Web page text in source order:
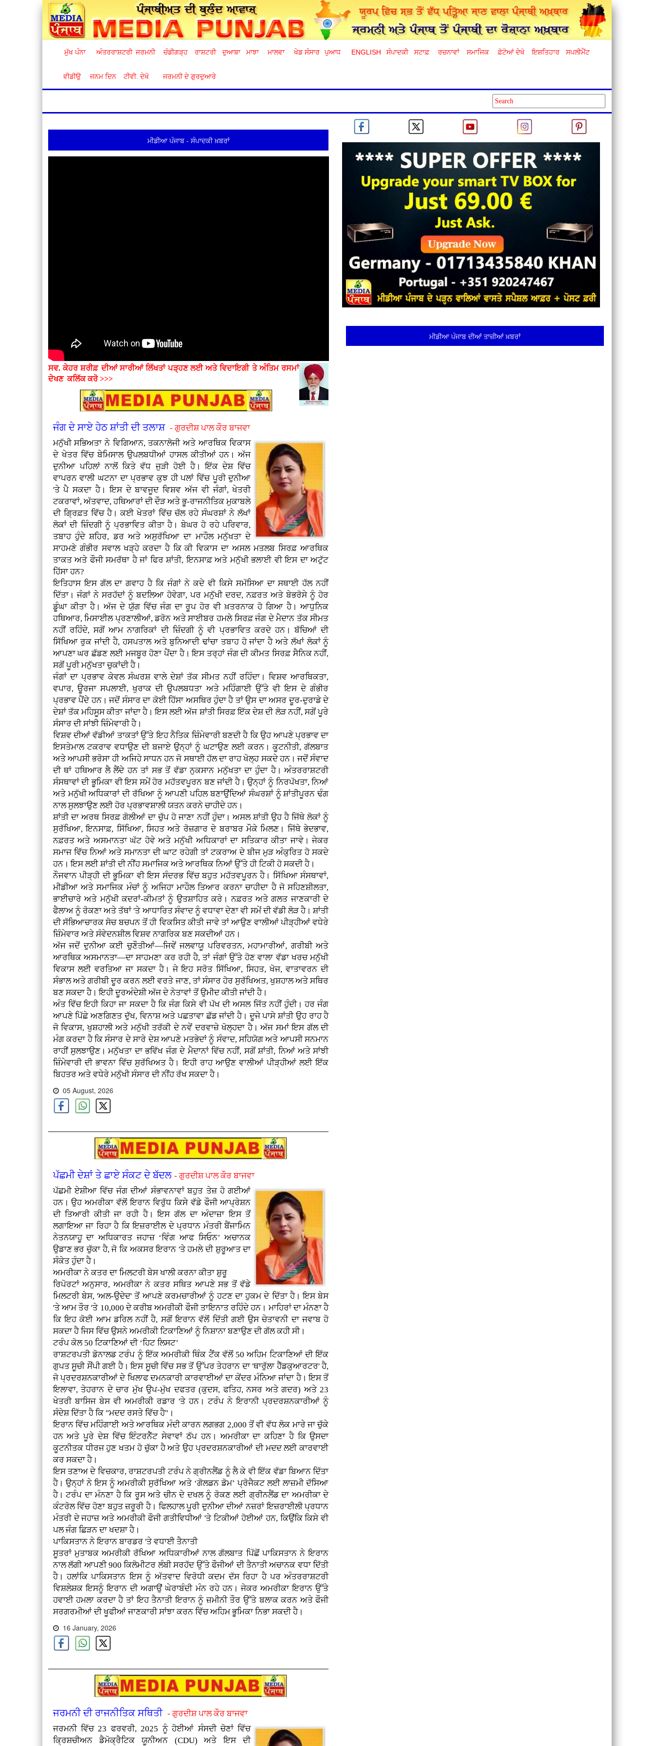
ਮੁੱਖ ਪੰਨਾ ਅੰਤਰਰਾਸ਼ਟਰੀ ਜਰਮਨੀ ਚੰਡੀਗੜ੍ਹ ਰਾਸ਼ਟਰੀ ਦੁਆਬਾ ਮਾਝਾ ਮਾਲਵਾ ਖੇਡ ਸੰਸਾਰ ਪੁਆਧ ENGLISH ਸੰਪਾਦਕੀ ਸਟਾਫ਼ ਰਚਨਾਵਾਂ ਸਮਾਜਿਕ ਫ਼ੋਟੋਆਂ ਦੇਖੋ ਇਸ਼ਤਿਹਾਰ ਸਪਲੀਮੈਂਟ
ਵੀਡੀਉ ਜਨਮ ਦਿਨ ਟੀਵੀ. ਦੇਖੋ ਜਰਮਨੀ ਦੇ ਗੁਰਦੁਆਰੇ
ਮੀਡੀਆ ਪੰਜਾਬ - ਸੰਪਾਦਕੀ ਖ਼ਬਰਾਂ
ਸਵ. ਕੇਹਰ ਸ਼ਰੀਫ਼ ਦੀਆਂ ਸਾਰੀਆਂ ਲਿੱਖਤਾਂ ਪੜ੍ਹਣ ਲਈ ਅਤੇਵਿਦਾਇਗੀ ਤੇ ਅੰਤਿਮ ਰਸਮਾਂ
ਦੇਖਣ ਕਲਿੱਕ ਕਰੋ >>>
ਜੰਗ ਦੇ ਸਾਏ ਹੇਠ ਸ਼ਾਂਤੀ ਦੀ ਤਲਾਸ਼ - ਗੁਰਦੀਸ਼ ਪਾਲ ਕੌਰ ਬਾਜਵਾ
ਮਨੁੱਖੀ ਸਭਿਅਤਾ ਨੇ ਵਿਗਿਆਨ, ਤਕਨਾਲੋਜੀ ਅਤੇ ਆਰਥਿਕ ਵਿਕਾਸ
ਦੇ ਖੇਤਰ ਵਿੱਚ ਬੇਮਿਸਾਲ ਉਪਲਬਧੀਆਂ ਹਾਸਲ ਕੀਤੀਆਂ ਹਨ। ਅੱਜ
ਦੁਨੀਆ ਪਹਿਲਾਂ ਨਾਲੋਂ ਕਿਤੇ ਵੱਧ ਜੁੜੀ ਹੋਈ ਹੈ। ਇੱਕ ਦੇਸ਼ ਵਿੱਚ
ਵਾਪਰਨ ਵਾਲੀ ਘਟਨਾ ਦਾ ਪ੍ਰਭਾਵ ਕੁਝ ਹੀ ਪਲਾਂ ਵਿੱਚ ਪੂਰੀ ਦੁਨੀਆ
'ਤੇ ਪੈ ਸਕਦਾ ਹੈ। ਇਸ ਦੇ ਬਾਵਜੂਦ ਵਿਸ਼ਵ ਅੱਜ ਵੀ ਜੰਗਾਂ, ਖੇਤਰੀ
ਟਕਰਾਵਾਂ, ਅੱਤਵਾਦ, ਹਥਿਆਰਾਂ ਦੀ ਦੌੜ ਅਤੇ ਭੂ-ਰਾਜਨੀਤਿਕ ਮੁਕਾਬਲੇ
ਦੀ ਗ੍ਰਿਫ਼ਤ ਵਿੱਚ ਹੈ। ਕਈ ਖੇਤਰਾਂ ਵਿੱਚ ਚੱਲ ਰਹੇ ਸੰਘਰਸ਼ਾਂ ਨੇ ਲੱਖਾਂ
ਲੋਕਾਂ ਦੀ ਜ਼ਿੰਦਗੀ ਨੂੰ ਪ੍ਰਭਾਵਿਤ ਕੀਤਾ ਹੈ। ਬੇਘਰ ਹੋ ਰਹੇ ਪਰਿਵਾਰ,
ਤਬਾਹ ਹੁੰਦੇ ਸ਼ਹਿਰ, ਡਰ ਅਤੇ ਅਸੁਰੱਖਿਆ ਦਾ ਮਾਹੌਲ ਮਨੁੱਖਤਾ ਦੇ
ਸਾਹਮਣੇ ਗੰਭੀਰ ਸਵਾਲ ਖੜ੍ਹੇ ਕਰਦਾ ਹੈ ਕਿ ਕੀ ਵਿਕਾਸ ਦਾ ਅਸਲ ਮਤਲਬ ਸਿਰਫ਼ ਆਰਥਿਕ
ਤਾਕਤ ਅਤੇ ਫੌਜੀ ਸਮਰੱਥਾ ਹੈ ਜਾਂ ਫਿਰ ਸ਼ਾਂਤੀ, ਇਨਸਾਫ਼ ਅਤੇ ਮਨੁੱਖੀ ਭਲਾਈ ਵੀ ਇਸ ਦਾ ਅਟੁੱਟ
ਹਿੱਸਾ ਹਨ?
ਇਤਿਹਾਸ ਇਸ ਗੱਲ ਦਾ ਗਵਾਹ ਹੈ ਕਿ ਜੰਗਾਂ ਨੇ ਕਦੇ ਵੀ ਕਿਸੇ ਸਮੱਸਿਆ ਦਾ ਸਥਾਈ ਹੱਲ ਨਹੀਂ
ਦਿੱਤਾ। ਜੰਗਾਂ ਨੇ ਸਰਹੱਦਾਂ ਨੂੰ ਬਦਲਿਆ ਹੋਵੇਗਾ, ਪਰ ਮਨੁੱਖੀ ਦਰਦ, ਨਫ਼ਰਤ ਅਤੇ ਬੇਭਰੋਸੇ ਨੂੰ ਹੋਰ
ਡੂੰਘਾ ਕੀਤਾ ਹੈ। ਅੱਜ ਦੇ ਯੁੱਗ ਵਿੱਚ ਜੰਗ ਦਾ ਰੂਪ ਹੋਰ ਵੀ ਖ਼ਤਰਨਾਕ ਹੋ ਗਿਆ ਹੈ। ਆਧੁਨਿਕ
ਹਥਿਆਰ, ਮਿਸਾਈਲ ਪ੍ਰਣਾਲੀਆਂ, ਡਰੋਨ ਅਤੇ ਸਾਈਬਰ ਹਮਲੇ ਸਿਰਫ਼ ਜੰਗ ਦੇ ਮੈਦਾਨ ਤੱਕ ਸੀਮਤ
ਨਹੀਂ ਰਹਿੰਦੇ, ਸਗੋਂ ਆਮ ਨਾਗਰਿਕਾਂ ਦੀ ਜ਼ਿੰਦਗੀ ਨੂੰ ਵੀ ਪ੍ਰਭਾਵਿਤ ਕਰਦੇ ਹਨ। ਬੱਚਿਆਂ ਦੀ
ਸਿੱਖਿਆ ਰੁਕ ਜਾਂਦੀ ਹੈ, ਹਸਪਤਾਲ ਅਤੇ ਬੁਨਿਆਦੀ ਢਾਂਚਾ ਤਬਾਹ ਹੋ ਜਾਂਦਾ ਹੈ ਅਤੇ ਲੱਖਾਂ ਲੋਕਾਂ ਨੂੰ
ਆਪਣਾ ਘਰ ਛੱਡਣ ਲਈ ਮਜਬੂਰ ਹੋਣਾ ਪੈਂਦਾ ਹੈ। ਇਸ ਤਰ੍ਹਾਂ ਜੰਗ ਦੀ ਕੀਮਤ ਸਿਰਫ਼ ਸੈਨਿਕ ਨਹੀਂ,
ਸਗੋਂ ਪੂਰੀ ਮਨੁੱਖਤਾ ਚੁਕਾਂਦੀ ਹੈ।
ਜੰਗਾਂ ਦਾ ਪ੍ਰਭਾਵ ਕੇਵਲ ਸੰਘਰਸ਼ ਵਾਲੇ ਦੇਸ਼ਾਂ ਤੱਕ ਸੀਮਤ ਨਹੀਂ ਰਹਿੰਦਾ। ਵਿਸ਼ਵ ਆਰਥਿਕਤਾ,
ਵਪਾਰ, ਊਰਜਾ ਸਪਲਾਈ, ਖੁਰਾਕ ਦੀ ਉਪਲਬਧਤਾ ਅਤੇ ਮਹਿੰਗਾਈ ਉੱਤੇ ਵੀ ਇਸ ਦੇ ਗੰਭੀਰ
ਪ੍ਰਭਾਵ ਪੈਂਦੇ ਹਨ। ਜਦੋਂ ਸੰਸਾਰ ਦਾ ਕੋਈ ਹਿੱਸਾ ਅਸਥਿਰ ਹੁੰਦਾ ਹੈ ਤਾਂ ਉਸ ਦਾ ਅਸਰ ਦੂਰ-ਦੁਰਾਡੇ ਦੇ
ਦੇਸ਼ਾਂ ਤੱਕ ਮਹਿਸੂਸ ਕੀਤਾ ਜਾਂਦਾ ਹੈ। ਇਸ ਲਈ ਅੱਜ ਸ਼ਾਂਤੀ ਸਿਰਫ਼ ਇੱਕ ਦੇਸ਼ ਦੀ ਲੋੜ ਨਹੀਂ, ਸਗੋਂ ਪੂਰੇ
ਸੰਸਾਰ ਦੀ ਸਾਂਝੀ ਜ਼ਿੰਮੇਵਾਰੀ ਹੈ।
ਵਿਸ਼ਵ ਦੀਆਂ ਵੱਡੀਆਂ ਤਾਕਤਾਂ ਉੱਤੇ ਇਹ ਨੈਤਿਕ ਜ਼ਿੰਮੇਵਾਰੀ ਬਣਦੀ ਹੈ ਕਿ ਉਹ ਆਪਣੇ ਪ੍ਰਭਾਵ ਦਾ
ਇਸਤੇਮਾਲ ਟਕਰਾਵ ਵਧਾਉਣ ਦੀ ਬਜਾਏ ਉਨ੍ਹਾਂ ਨੂੰ ਘਟਾਉਣ ਲਈ ਕਰਨ। ਕੂਟਨੀਤੀ, ਗੱਲਬਾਤ
ਅਤੇ ਆਪਸੀ ਭਰੋਸਾ ਹੀ ਅਜਿਹੇ ਸਾਧਨ ਹਨ ਜੋ ਸਥਾਈ ਹੱਲ ਦਾ ਰਾਹ ਖੋਲ੍ਹ ਸਕਦੇ ਹਨ। ਜਦੋਂ ਸੰਵਾਦ
ਦੀ ਥਾਂ ਹਥਿਆਰ ਲੈ ਲੈਂਦੇ ਹਨ ਤਾਂ ਸਭ ਤੋਂ ਵੱਡਾ ਨੁਕਸਾਨ ਮਨੁੱਖਤਾ ਦਾ ਹੁੰਦਾ ਹੈ। ਅੰਤਰਰਾਸ਼ਟਰੀ
ਸੰਸਥਾਵਾਂ ਦੀ ਭੂਮਿਕਾ ਵੀ ਇਸ ਸਮੇਂ ਹੋਰ ਮਹੱਤਵਪੂਰਨ ਬਣ ਜਾਂਦੀ ਹੈ। ਉਨ੍ਹਾਂ ਨੂੰ ਨਿਰਪੱਖਤਾ, ਨਿਆਂ
ਅਤੇ ਮਨੁੱਖੀ ਅਧਿਕਾਰਾਂ ਦੀ ਰੱਖਿਆ ਨੂੰ ਆਪਣੀ ਪਹਿਲ ਬਣਾਉਂਦਿਆਂ ਸੰਘਰਸ਼ਾਂ ਨੂੰ ਸ਼ਾਂਤੀਪੂਰਨ ਢੰਗ
ਨਾਲ ਸੁਲਝਾਉਣ ਲਈ ਹੋਰ ਪ੍ਰਭਾਵਸ਼ਾਲੀ ਯਤਨ ਕਰਨੇ ਚਾਹੀਦੇ ਹਨ।
ਸ਼ਾਂਤੀ ਦਾ ਅਰਥ ਸਿਰਫ਼ ਗੋਲੀਆਂ ਦਾ ਚੁੱਪ ਹੋ ਜਾਣਾ ਨਹੀਂ ਹੁੰਦਾ। ਅਸਲ ਸ਼ਾਂਤੀ ਉਹ ਹੈ ਜਿੱਥੇ ਲੋਕਾਂ ਨੂੰ
ਸੁਰੱਖਿਆ, ਇਨਸਾਫ਼, ਸਿੱਖਿਆ, ਸਿਹਤ ਅਤੇ ਰੋਜ਼ਗਾਰ ਦੇ ਬਰਾਬਰ ਮੌਕੇ ਮਿਲਣ। ਜਿੱਥੇ ਭੇਦਭਾਵ,
ਨਫ਼ਰਤ ਅਤੇ ਅਸਮਾਨਤਾ ਘੱਟ ਹੋਵੇ ਅਤੇ ਮਨੁੱਖੀ ਅਧਿਕਾਰਾਂ ਦਾ ਸਤਿਕਾਰ ਕੀਤਾ ਜਾਵੇ। ਜੇਕਰ
ਸਮਾਜ ਵਿੱਚ ਨਿਆਂ ਅਤੇ ਸਮਾਨਤਾ ਦੀ ਘਾਟ ਰਹੇਗੀ ਤਾਂ ਟਕਰਾਅ ਦੇ ਬੀਜ ਮੁੜ ਅੰਕੁਰਿਤ ਹੋ ਸਕਦੇ
ਹਨ। ਇਸ ਲਈ ਸ਼ਾਂਤੀ ਦੀ ਨੀਂਹ ਸਮਾਜਿਕ ਅਤੇ ਆਰਥਿਕ ਨਿਆਂ ਉੱਤੇ ਹੀ ਟਿਕੀ ਹੋ ਸਕਦੀ ਹੈ।
ਨੌਜਵਾਨ ਪੀੜ੍ਹੀ ਦੀ ਭੂਮਿਕਾ ਵੀ ਇਸ ਸੰਦਰਭ ਵਿੱਚ ਬਹੁਤ ਮਹੱਤਵਪੂਰਨ ਹੈ। ਸਿੱਖਿਆ ਸੰਸਥਾਵਾਂ,
ਮੀਡੀਆ ਅਤੇ ਸਮਾਜਿਕ ਮੰਚਾਂ ਨੂੰ ਅਜਿਹਾ ਮਾਹੌਲ ਤਿਆਰ ਕਰਨਾ ਚਾਹੀਦਾ ਹੈ ਜੋ ਸਹਿਣਸ਼ੀਲਤਾ,
ਭਾਈਚਾਰੇ ਅਤੇ ਮਨੁੱਖੀ ਕਦਰਾਂ-ਕੀਮਤਾਂ ਨੂੰ ਉਤਸ਼ਾਹਿਤ ਕਰੇ। ਨਫ਼ਰਤ ਅਤੇ ਗਲਤ ਜਾਣਕਾਰੀ ਦੇ
ਫੈਲਾਅ ਨੂੰ ਰੋਕਣਾ ਅਤੇ ਤੱਥਾਂ 'ਤੇ ਆਧਾਰਿਤ ਸੰਵਾਦ ਨੂੰ ਵਧਾਵਾ ਦੇਣਾ ਵੀ ਸਮੇਂ ਦੀ ਵੱਡੀ ਲੋੜ ਹੈ। ਸ਼ਾਂਤੀ
ਦੀ ਸੱਭਿਆਚਾਰਕ ਸੋਚ ਬਚਪਨ ਤੋਂ ਹੀ ਵਿਕਸਿਤ ਕੀਤੀ ਜਾਵੇ ਤਾਂ ਆਉਣ ਵਾਲੀਆਂ ਪੀੜ੍ਹੀਆਂ ਵਧੇਰੇ
ਜ਼ਿੰਮੇਵਾਰ ਅਤੇ ਸੰਵੇਦਨਸ਼ੀਲ ਵਿਸ਼ਵ ਨਾਗਰਿਕ ਬਣ ਸਕਦੀਆਂ ਹਨ।
ਅੱਜ ਜਦੋਂ ਦੁਨੀਆ ਕਈ ਚੁਣੌਤੀਆਂ—ਜਿਵੇਂ ਜਲਵਾਯੂ ਪਰਿਵਰਤਨ, ਮਹਾਮਾਰੀਆਂ, ਗਰੀਬੀ ਅਤੇ
ਆਰਥਿਕ ਅਸਮਾਨਤਾ—ਦਾ ਸਾਹਮਣਾ ਕਰ ਰਹੀ ਹੈ, ਤਾਂ ਜੰਗਾਂ ਉੱਤੇ ਹੋਣ ਵਾਲਾ ਵੱਡਾ ਖਰਚ ਮਨੁੱਖੀ
ਵਿਕਾਸ ਲਈ ਵਰਤਿਆ ਜਾ ਸਕਦਾ ਹੈ। ਜੇ ਇਹ ਸਰੋਤ ਸਿੱਖਿਆ, ਸਿਹਤ, ਖੋਜ, ਵਾਤਾਵਰਨ ਦੀ
ਸੰਭਾਲ ਅਤੇ ਗਰੀਬੀ ਦੂਰ ਕਰਨ ਲਈ ਵਰਤੇ ਜਾਣ, ਤਾਂ ਸੰਸਾਰ ਹੋਰ ਸੁਰੱਖਿਅਤ, ਖੁਸ਼ਹਾਲ ਅਤੇ ਸਥਿਰ
ਬਣ ਸਕਦਾ ਹੈ। ਇਹੀ ਦੂਰਅੰਦੇਸ਼ੀ ਅੱਜ ਦੇ ਨੇਤਾਵਾਂ ਤੋਂ ਉਮੀਦ ਕੀਤੀ ਜਾਂਦੀ ਹੈ।
ਅੰਤ ਵਿੱਚ ਇਹੀ ਕਿਹਾ ਜਾ ਸਕਦਾ ਹੈ ਕਿ ਜੰਗ ਕਿਸੇ ਵੀ ਪੱਖ ਦੀ ਅਸਲ ਜਿੱਤ ਨਹੀਂ ਹੁੰਦੀ। ਹਰ ਜੰਗ
ਆਪਣੇ ਪਿੱਛੇ ਅਣਗਿਣਤ ਦੁੱਖ, ਵਿਨਾਸ਼ ਅਤੇ ਪਛਤਾਵਾ ਛੱਡ ਜਾਂਦੀ ਹੈ। ਦੂਜੇ ਪਾਸੇ ਸ਼ਾਂਤੀ ਉਹ ਰਾਹ ਹੈ
ਜੋ ਵਿਕਾਸ, ਖੁਸ਼ਹਾਲੀ ਅਤੇ ਮਨੁੱਖੀ ਤਰੱਕੀ ਦੇ ਨਵੇਂ ਦਰਵਾਜ਼ੇ ਖੋਲ੍ਹਦਾ ਹੈ। ਅੱਜ ਸਮਾਂ ਇਸ ਗੱਲ ਦੀ
ਮੰਗ ਕਰਦਾ ਹੈ ਕਿ ਸੰਸਾਰ ਦੇ ਸਾਰੇ ਦੇਸ਼ ਆਪਣੇ ਮਤਭੇਦਾਂ ਨੂੰ ਸੰਵਾਦ, ਸਹਿਯੋਗ ਅਤੇ ਆਪਸੀ ਸਨਮਾਨ
ਰਾਹੀਂ ਸੁਲਝਾਉਣ। ਮਨੁੱਖਤਾ ਦਾ ਭਵਿੱਖ ਜੰਗ ਦੇ ਮੈਦਾਨਾਂ ਵਿੱਚ ਨਹੀਂ, ਸਗੋਂ ਸ਼ਾਂਤੀ, ਨਿਆਂ ਅਤੇ ਸਾਂਝੀ
ਜ਼ਿੰਮੇਵਾਰੀ ਦੀ ਭਾਵਨਾ ਵਿੱਚ ਸੁਰੱਖਿਅਤ ਹੈ। ਇਹੀ ਰਾਹ ਆਉਣ ਵਾਲੀਆਂ ਪੀੜ੍ਹੀਆਂ ਲਈ ਇੱਕ
ਬਿਹਤਰ ਅਤੇ ਵਧੇਰੇ ਮਨੁੱਖੀ ਸੰਸਾਰ ਦੀ ਨੀਂਹ ਰੱਖ ਸਕਦਾ ਹੈ।
05 August, 2026
ਪੱਛਮੀ ਦੇਸ਼ਾਂ ਤੇ ਛਾਏ ਸੰਕਟ ਦੇ ਬੱਦਲ - ਗੁਰਦੀਸ਼ ਪਾਲ ਕੌਰ ਬਾਜਵਾ
ਪੱਛਮੀ ਏਸ਼ੀਆ ਵਿੱਚ ਜੰਗ ਦੀਆਂ ਸੰਭਾਵਨਾਵਾਂ ਬਹੁਤ ਤੇਜ਼ ਹੋ ਗਈਆਂ
ਹਨ। ਉਹ ਅਮਰੀਕਾ ਵੱਲੋਂ ਇਰਾਨ ਵਿਰੁੱਧ ਕਿਸੇ ਵੱਡੇ ਫੌਜੀ ਆਪ੍ਰੇਸ਼ਨ
ਦੀ ਤਿਆਰੀ ਕੀਤੀ ਜਾ ਰਹੀ ਹੈ। ਇਸ ਗੱਲ ਦਾ ਅੰਦਾਜ਼ਾ ਇਸ ਤੋਂ
ਲਗਾਇਆ ਜਾ ਰਿਹਾ ਹੈ ਕਿ ਇਜ਼ਰਾਈਲ ਦੇ ਪ੍ਰਧਾਨ ਮੰਤਰੀ ਬੈਂਜਾਮਿਨ
ਨੇਤਨਯਾਹੂ ਦਾ ਅਧਿਕਾਰਤ ਜਹਾਜ਼ ‘ਵਿੰਗ ਆਫ ਸਿਓਨ’ ਅਚਾਨਕ
ਉਡਾਣ ਭਰ ਚੁੱਕਾ ਹੈ, ਜੋ ਕਿ ਅਕਸਰ ਇਰਾਨ 'ਤੇ ਹਮਲੇ ਦੀ ਸ਼ੁਰੂਆਤ ਦਾ
ਸੰਕੇਤ ਹੁੰਦਾ ਹੈ।
ਅਮਰੀਕਾ ਨੇ ਕਤਰ ਦਾ ਮਿਲਟਰੀ ਬੇਸ ਖਾਲੀ ਕਰਨਾ ਕੀਤਾ ਸ਼ੁਰੂ
ਰਿਪੋਰਟਾਂ ਅਨੁਸਾਰ, ਅਮਰੀਕਾ ਨੇ ਕਤਰ ਸਥਿਤ ਆਪਣੇ ਸਭ ਤੋਂ ਵੱਡੇ
ਮਿਲਟਰੀ ਬੇਸ, 'ਅਲ-ਉਦੇਦ' ਤੋਂ ਆਪਣੇ ਕਰਮਚਾਰੀਆਂ ਨੂੰ ਹਟਣ ਦਾ ਹੁਕਮ ਦੇ ਦਿੱਤਾ ਹੈ। ਇਸ ਬੇਸ
'ਤੇ ਆਮ ਤੌਰ 'ਤੇ 10,000 ਦੇ ਕਰੀਬ ਅਮਰੀਕੀ ਫੌਜੀ ਤਾਇਨਾਤ ਰਹਿੰਦੇ ਹਨ। ਮਾਹਿਰਾਂ ਦਾ ਮੰਨਣਾ ਹੈ
ਕਿ ਇਹ ਕੋਈ ਆਮ ਡਰਿਲ ਨਹੀਂ ਹੈ, ਸਗੋਂ ਇਰਾਨ ਵੱਲੋਂ ਦਿੱਤੀ ਗਈ ਉਸ ਚੇਤਾਵਨੀ ਦਾ ਜਵਾਬ ਹੋ
ਸਕਦਾ ਹੈ ਜਿਸ ਵਿੱਚ ਉਸਨੇ ਅਮਰੀਕੀ ਟਿਕਾਣਿਆਂ ਨੂੰ ਨਿਸ਼ਾਨਾ ਬਣਾਉਣ ਦੀ ਗੱਲ ਕਹੀ ਸੀ।
ਟਰੰਪ ਕੋਲ 50 ਟਿਕਾਣਿਆਂ ਦੀ ‘ਹਿਟ ਲਿਸਟ’
ਰਾਸ਼ਟਰਪਤੀ ਡੋਨਾਲਡ ਟਰੰਪ ਨੂੰ ਇੱਕ ਅਮਰੀਕੀ ਥਿੰਕ ਟੈਂਕ ਵੱਲੋਂ 50 ਅਹਿਮ ਟਿਕਾਣਿਆਂ ਦੀ ਇੱਕ
ਗੁਪਤ ਸੂਚੀ ਸੌਂਪੀ ਗਈ ਹੈ। ਇਸ ਸੂਚੀ ਵਿੱਚ ਸਭ ਤੋਂ ਉੱਪਰ ਤੇਹਰਾਨ ਦਾ 'ਥਾਰੁੱਲਾ ਹੈੱਡਕੁਆਰਟਰ' ਹੈ,
ਜੋ ਪ੍ਰਦਰਸ਼ਨਕਾਰੀਆਂ ਦੇ ਖਿਲਾਫ ਦਮਨਕਾਰੀ ਕਾਰਵਾਈਆਂ ਦਾ ਕੇਂਦਰ ਮੰਨਿਆ ਜਾਂਦਾ ਹੈ। ਇਸ ਤੋਂ
ਇਲਾਵਾ, ਤੇਹਰਾਨ ਦੇ ਚਾਰ ਮੁੱਖ ਉਪ-ਮੁੱਖ ਦਫਤਰ (ਕੁਦਸ, ਫਤਿਹ, ਨਸਰ ਅਤੇ ਗਦਰ) ਅਤੇ 23
ਖੇਤਰੀ ਬਾਸਿਜ ਬੇਸ ਵੀ ਅਮਰੀਕੀ ਰਡਾਰ 'ਤੇ ਹਨ। ਟਰੰਪ ਨੇ ਇਰਾਨੀ ਪ੍ਰਦਰਸ਼ਨਕਾਰੀਆਂ ਨੂੰ
ਸੰਦੇਸ਼ ਦਿੱਤਾ ਹੈ ਕਿ "ਮਦਦ ਰਸਤੇ ਵਿੱਚ ਹੈ"।
ਇਰਾਨ ਵਿੱਚ ਮਹਿੰਗਾਈ ਅਤੇ ਆਰਥਿਕ ਮੰਦੀ ਕਾਰਨ ਲਗਭਗ 2,000 ਤੋਂ ਵੀ ਵੱਧ ਲੋਕ ਮਾਰੇ ਜਾ ਚੁੱਕੇ
ਹਨ ਅਤੇ ਪੂਰੇ ਦੇਸ਼ ਵਿੱਚ ਇੰਟਰਨੈੱਟ ਸੇਵਾਵਾਂ ਠੱਪ ਹਨ। ਅਮਰੀਕਾ ਦਾ ਕਹਿਣਾ ਹੈ ਕਿ ਉਸਦਾ
ਕੂਟਨੀਤਕ ਧੀਰਜ ਹੁਣ ਖਤਮ ਹੋ ਚੁੱਕਾ ਹੈ ਅਤੇ ਉਹ ਪ੍ਰਦਰਸ਼ਨਕਾਰੀਆਂ ਦੀ ਮਦਦ ਲਈ ਕਾਰਵਾਈ
ਕਰ ਸਕਦਾ ਹੈ।
ਇਸ ਤਣਾਅ ਦੇ ਵਿਚਕਾਰ, ਰਾਸ਼ਟਰਪਤੀ ਟਰੰਪ ਨੇ ਗ੍ਰੀਨਲੈਂਡ ਨੂੰ ਲੈ ਕੇ ਵੀ ਇੱਕ ਵੱਡਾ ਬਿਆਨ ਦਿੱਤਾ
ਹੈ। ਉਨ੍ਹਾਂ ਨੇ ਇਸ ਨੂੰ ਅਮਰੀਕੀ ਸੁਰੱਖਿਆ ਅਤੇ ‘ਗੋਲਡਨ ਡੋਮ’ ਪ੍ਰੋਜੈਕਟ ਲਈ ਲਾਜ਼ਮੀ ਦੱਸਿਆ
ਹੈ। ਟਰੰਪ ਦਾ ਮੰਨਣਾ ਹੈ ਕਿ ਰੂਸ ਅਤੇ ਚੀਨ ਦੇ ਦਖਲ ਨੂੰ ਰੋਕਣ ਲਈ ਗ੍ਰੀਨਲੈਂਡ ਦਾ ਅਮਰੀਕਾ ਦੇ
ਕੰਟਰੋਲ ਵਿੱਚ ਹੋਣਾ ਬਹੁਤ ਜ਼ਰੂਰੀ ਹੈ। ਫਿਲਹਾਲ ਪੂਰੀ ਦੁਨੀਆ ਦੀਆਂ ਨਜ਼ਰਾਂ ਇਜ਼ਰਾਈਲੀ ਪ੍ਰਧਾਨ
ਮੰਤਰੀ ਦੇ ਜਹਾਜ਼ ਅਤੇ ਅਮਰੀਕੀ ਫੌਜੀ ਗਤੀਵਿਧੀਆਂ 'ਤੇ ਟਿਕੀਆਂ ਹੋਈਆਂ ਹਨ, ਕਿਉਂਕਿ ਕਿਸੇ ਵੀ
ਪਲ ਜੰਗ ਛਿੜਨ ਦਾ ਖਦਸ਼ਾ ਹੈ।
ਪਾਕਿਸਤਾਨ ਨੇ ਇਰਾਨ ਬਾਰਡਰ 'ਤੇ ਵਧਾਈ ਤੈਨਾਤੀ
ਸੂਤਰਾਂ ਮੁਤਾਬਕ ਅਮਰੀਕੀ ਰੱਖਿਆ ਅਧਿਕਾਰੀਆਂ ਨਾਲ ਗੱਲਬਾਤ ਪਿੱਛੋਂ ਪਾਕਿਸਤਾਨ ਨੇ ਇਰਾਨ
ਨਾਲ ਲੱਗੀ ਆਪਣੀ 900 ਕਿਲੋਮੀਟਰ ਲੰਬੀ ਸਰਹੱਦ ਉੱਤੇ ਫੌਜੀਆਂ ਦੀ ਤੈਨਾਤੀ ਅਚਾਨਕ ਵਧਾ ਦਿੱਤੀ
ਹੈ। ਹਲਾਂਕਿ ਪਾਕਿਸਤਾਨ ਇਸ ਨੂੰ ਅੱਤਵਾਦ ਵਿਰੋਧੀ ਕਦਮ ਦੱਸ ਰਿਹਾ ਹੈ ਪਰ ਅੰਤਰਰਾਸ਼ਟਰੀ
ਵਿਸ਼ਲੇਸ਼ਕ ਇਸਨੂੰ ਇਰਾਨ ਦੀ ਅਗਾਉਂ ਘੇਰਾਬੰਦੀ ਮੰਨ ਰਹੇ ਹਨ। ਜੇਕਰ ਅਮਰੀਕਾ ਇਰਾਨ ਉੱਤੇ
ਹਵਾਈ ਹਮਲਾ ਕਰਦਾ ਹੈ ਤਾਂ ਇਹ ਤੈਨਾਤੀ ਇਰਾਨ ਨੂੰ ਜ਼ਮੀਨੀ ਤੌਰ ਉੱਤੇ ਬਲਾਕ ਕਰਨ ਅਤੇ ਫੌਜੀ
ਸਰਗਰਮੀਆਂ ਦੀ ਖੂਫੀਆਂ ਜਾਣਕਾਰੀ ਸਾਂਝਾ ਕਰਨ ਵਿੱਚ ਅਹਿਮ ਭੂਮਿਕਾ ਨਿਭਾ ਸਕਦੀ ਹੈ।
16 January, 2026
ਜਰਮਨੀ ਦੀ ਰਾਜਨੀਤਿਕ ਸਥਿਤੀ - ਗੁਰਦੀਸ਼ ਪਾਲ ਕੌਰ ਬਾਜਵਾ
ਜਰਮਨੀ ਵਿੱਚ 23 ਫਰਵਰੀ, 2025 ਨੂੰ ਹੋਈਆਂ ਸੰਸਦੀ ਚੋਣਾਂ ਵਿੱਚ
ਕ੍ਰਿਸ਼ਚੀਅਨ ਡੈਮੋਕ੍ਰੈਟਿਕ ਯੂਨੀਅਨ (CDU) ਅਤੇ ਇਸ ਦੀ
ਮੀਡੀਆ ਪੰਜਾਬ ਦੀਆਂ ਤਾਜ਼ੀਆਂ ਖ਼ਬਰਾਂ